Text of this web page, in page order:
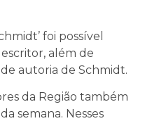
foi possível
além de
autoria de Schmidt.
da Região também
semana. Nesses